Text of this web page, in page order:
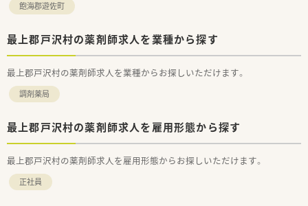
飽海郡遊佐町
最上郡戸沢村の薬剤師求人を業種から探す
最上郡戸沢村の薬剤師求人を業種からお探しいただけます。
調剤薬局
最上郡戸沢村の薬剤師求人を雇用形態から探す
最上郡戸沢村の薬剤師求人を雇用形態からお探しいただけます。
正社員